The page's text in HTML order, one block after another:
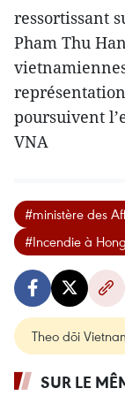
ressortissant
Pham Thu
poursuivent
VNA
#ministère des
#Incendie à
Theo dõi
SUR LE